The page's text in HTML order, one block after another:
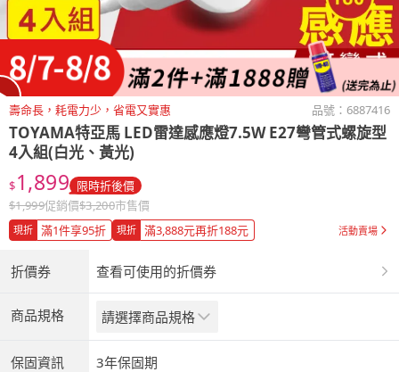
壽命長，耗電力少，省電又實惠 品號： 6887416
TOYAMA特亞馬 LED雷達感應燈7.5W E27彎管式螺旋型
4入組(白光、黃光)
$1,899 限時折後價
$1,999促銷價$3,200市售價
現折 滿1件享95折 現折 滿3,888元再折188元 活動賣場
折價券 查看可使用的折價券
商品規格 請選擇商品規格
保固資訊 3年保固期